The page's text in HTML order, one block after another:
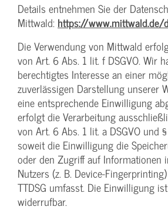
Details entnehmen Sie der
Mittwald: https://www.mittwald.de/
Die Verwendung von Mittwald
von Art. 6 Abs. 1 lit. f DSGVO. Wir
berechtigtes Interesse an einer
zuverlässigen Darstellung unserer
eine entsprechende Einwilligung
erfolgt die Verarbeitung
von Art. 6 Abs. 1 lit. a DSGVO und
soweit die Einwilligung die
oder den Zugriff auf Informationen
Nutzers (z. B. Device-
TTDSG umfasst. Die Einwilligung
widerrufbar.